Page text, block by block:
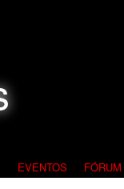
EVENTOS FÓRUM